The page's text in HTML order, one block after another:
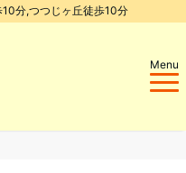
分,つつじヶ丘徒歩10分
Menu